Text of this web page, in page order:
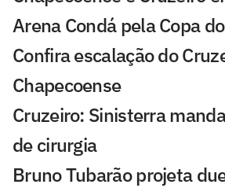
Arena Condá pela Copa
Confira escalação do
Chapecoense
Cruzeiro: Sinisterra
de cirurgia
Bruno Tubarão projeta